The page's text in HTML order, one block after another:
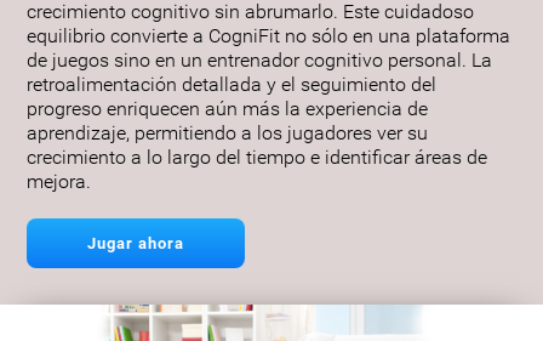
crecimiento cognitivo sin abrumarlo. Este cuidadoso
equilibrio convierte a CogniFit no sólo en una plataforma
de juegos sino en un entrenador cognitivo personal. La
retroalimentación detallada y el seguimiento del
progreso enriquecen aún más la experiencia de
aprendizaje, permitiendo a los jugadores ver su
crecimiento a lo largo del tiempo e identificar áreas de
mejora.
Jugar ahora